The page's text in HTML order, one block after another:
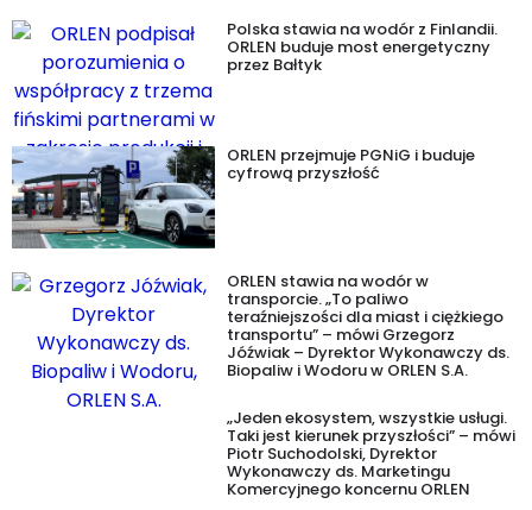
Polska stawia na wodór z Finlandii.
ORLEN buduje most energetyczny
przez Bałtyk
ORLEN przejmuje PGNiG i buduje
cyfrową przyszłość
ORLEN stawia na wodór w
transporcie. „To paliwo
teraźniejszości dla miast i ciężkiego
transportu” – mówi Grzegorz
Jóźwiak – Dyrektor Wykonawczy ds.
Biopaliw i Wodoru w ORLEN S.A.
„Jeden ekosystem, wszystkie usługi.
Taki jest kierunek przyszłości” – mówi
Piotr Suchodolski, Dyrektor
Wykonawczy ds. Marketingu
Komercyjnego koncernu ORLEN